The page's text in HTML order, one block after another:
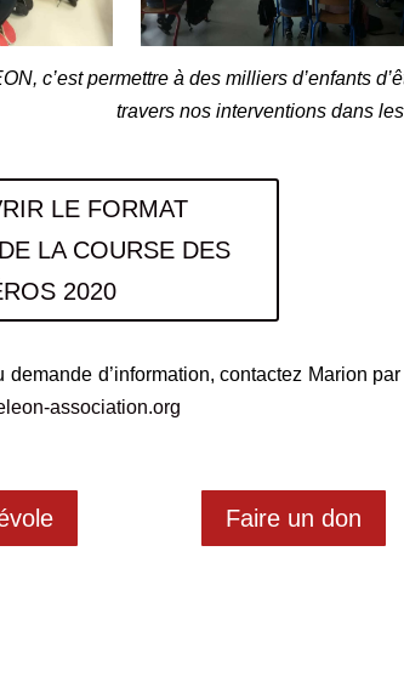
c’est permettre à des milliers d’enfants
travers nos interventions dans
LE FORMAT
LA COURSE DES
2020
demande d’information, contactez Marion
association.org
Faire un don